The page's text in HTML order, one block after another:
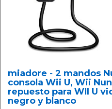
miadore - 2 mandos
consola Wii U, Wii
repuesto para WII U
negro y blanco